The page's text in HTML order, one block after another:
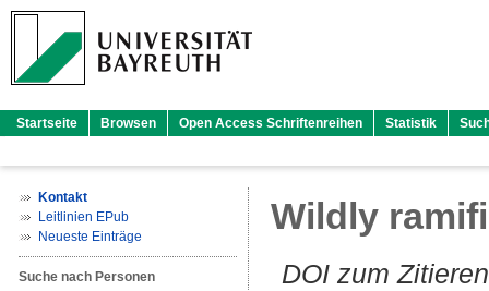
Startseite Browsen Open Access Schriftenreihen Statistik
Kontakt
Leitlinien EPub
Neueste Einträge
Suche nach Personen
Wildly
DOI zum